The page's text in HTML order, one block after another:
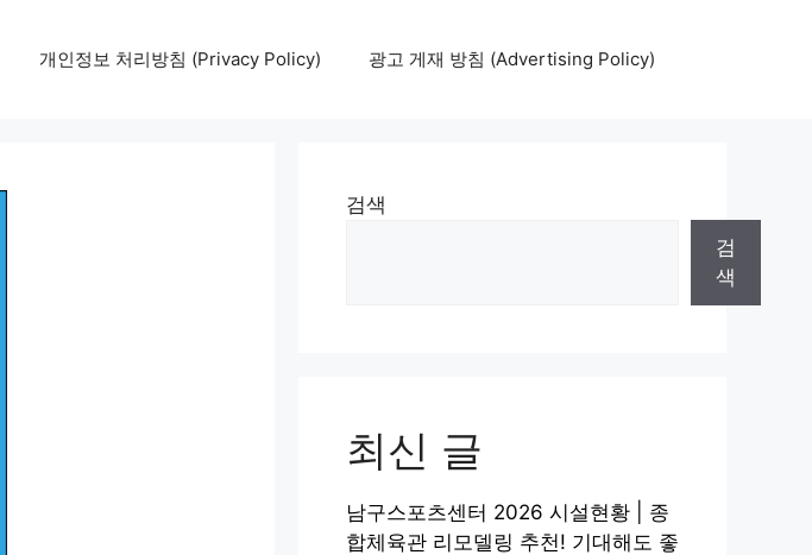
개인정보 처리방침 (Privacy Policy) 광고 게재 방침 (Advertising Policy)
검색
검
색
최신 글
남구스포츠센터 2026 시설현황 | 종
합체육관 리모델링 추천! 기대해도 좋